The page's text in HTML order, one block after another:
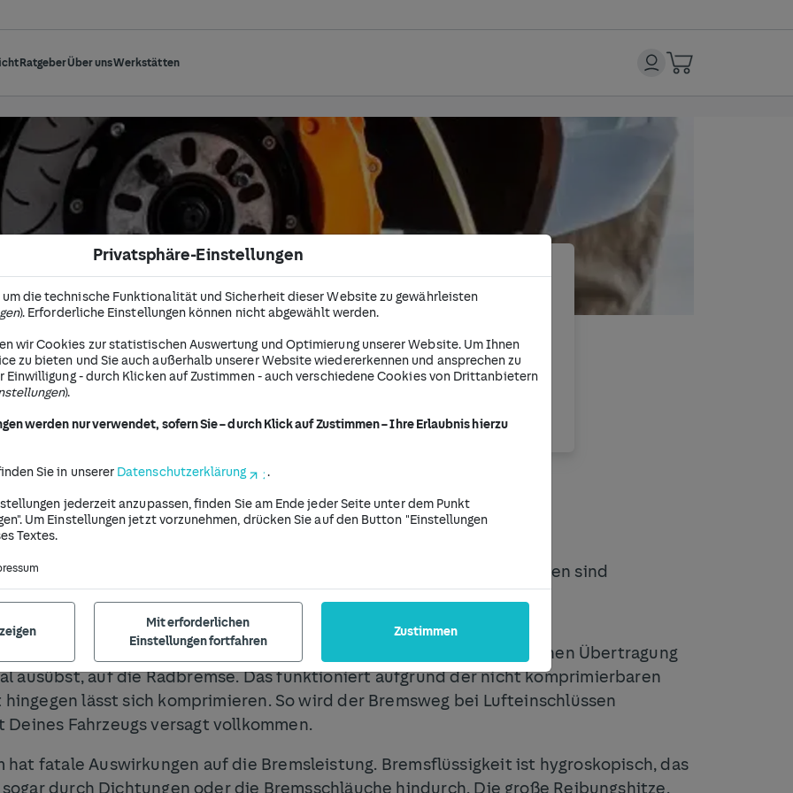
Privatsphäre-Einstellungen
die technische Funktionalität und Sicherheit dieser Website zu gewährleisten
). Erforderliche Einstellungen können nicht abgewählt werden.
wir Cookies zur statistischen Auswertung und Optimierung unserer Website. Um Ihnen
zu bieten und Sie auch außerhalb unserer Website wiedererkennen und ansprechen zu
Einwilligung - durch Klicken auf Zustimmen - auch verschiedene Cookies von Drittanbietern
).
werden nur verwendet, sofern Sie – durch Klick auf Zustimmen – Ihre Erlaubnis hierzu
Sie in unserer Datenschutzerklärung .
jederzeit anzupassen, finden Sie am Ende jeder Seite unter dem Punkt
Um Einstellungen jetzt vorzunehmen, drücken Sie auf den Button "Einstellungen
Textes.
Mit erforderlichen
Einstellungen fortfahren
Zustimmen
RatgeberÜber unsWerkstätten
kann die Bremsleistung Deines Autos stark beeinträchtigen. Ein
am besten begleitend zum Wechsel der Bremsflüssigkeit, ist
Wir erklären, was es dabei zu beachten gilt.
sich meist auf zwei Ursachen zurückführen:
der Bremsflüssigkeit oder anderer Bremsflüssigkeiten entstanden sind
Bremsflüssigkeit und der Ansammlung von Luft im Bremssystem
gefährlich beeinträchtigt: Die Bremsflüssigkeit dient der hydraulischen Übertragung
ausübst, auf die Radbremse. Das funktioniert aufgrund der nicht komprimierbaren
lässt sich komprimieren. So wird der Bremsweg bei Lufteinschlüssen
Fahrzeugs versagt vollkommen.
hat fatale Auswirkungen auf die Bremsleistung. Bremsflüssigkeit ist hygroskopisch, das
durch Dichtungen oder die Bremsschläuche hindurch. Die große Reibungshitze,